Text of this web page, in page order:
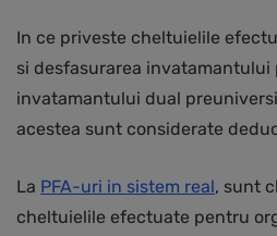
In ce priveste cheltuielile
si desfasurarea invatamantului
invatamantului dual
acestea sunt considerate
La PFA-uri in sistem real, sunt
cheltuielile efectuate pentru